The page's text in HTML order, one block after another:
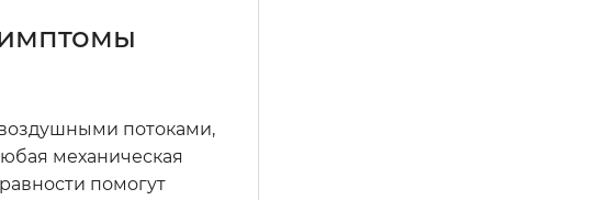
потоками,
механическая
помогут